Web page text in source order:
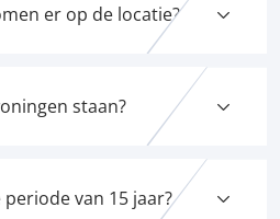
er op de locatie?
staan?
van 15 jaar?